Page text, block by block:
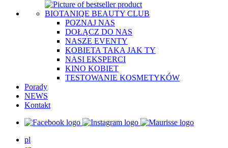
BIOTANIQE BEAUTY CLUB
POZNAJ NAS
DOŁĄCZ DO NAS
NASZE EVENTY
KOBIETA TAKA JAK TY
NASI EKSPERCI
KINO KOBIET
TESTOWANIE KOSMETYKÓW
Porady
NEWS
Kontakt
pl